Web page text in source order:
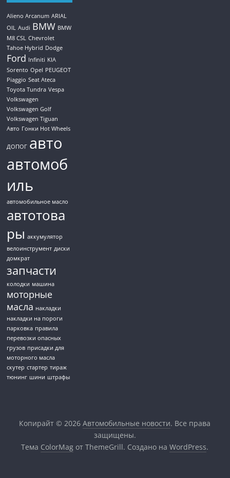
Alieno Arcanum ARIAL
OIL Audi BMW BMW
M8 CSL Chevrolet
Tahoe Hybrid Dodge
Ford Infiniti KIA
Sorento Opel PEUGEOT
Piaggio Seat Ateca
Toyota Tundra Vespa
Volkswagen
Volkswagen Golf
Volkswagen Tiguan
Авто Гонки Hot Wheels
ДОПОГ авто
автомоб
иль
автомобильное масло
автотова
ры аккумулятор
велоинструмент диски
домкрат
запчасти
колодки машина
моторные
масла накладки
накладки на пороги
парковка правила
перевозки опасных
грузов присадки для
моторного масла
скутер стартер тираж
тюнинг шини штрафы
Копирайт © 2026Автомобильные новости. Все права
защищены.
Тема ColorMag от ThemeGrill. Создано наWordPress.